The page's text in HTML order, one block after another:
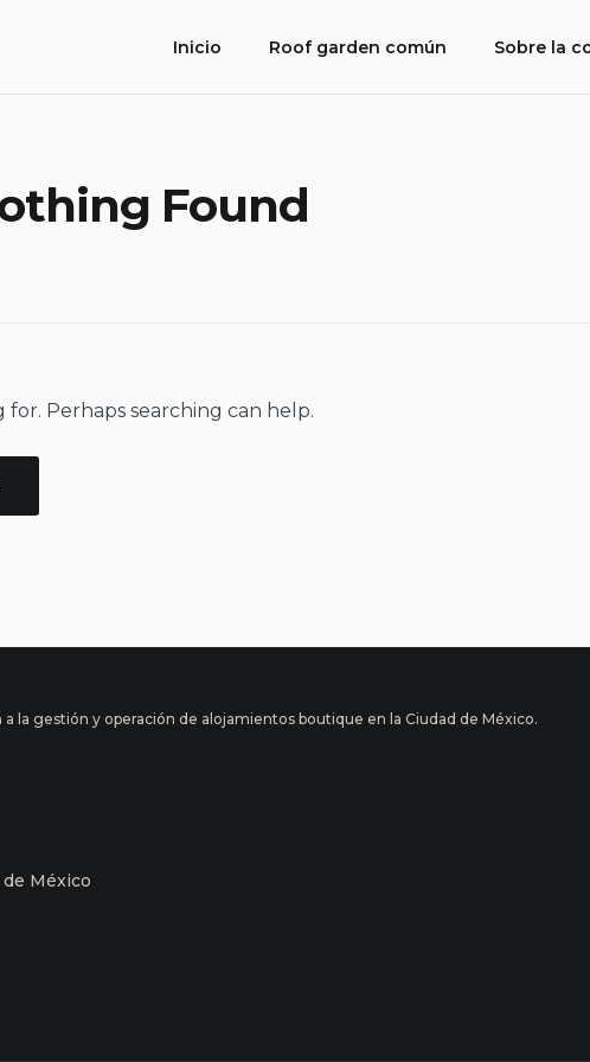
Inicio Roof garden común Sobre la
Found
for. Perhaps searching can help.
a la gestión y operación de alojamientos boutique en la Ciudad de México.
México